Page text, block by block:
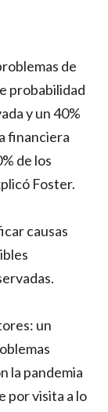
de
probabilidad
y un 40%
financiera
de los
Foster.
causas
un
la pandemia
por visita a lo